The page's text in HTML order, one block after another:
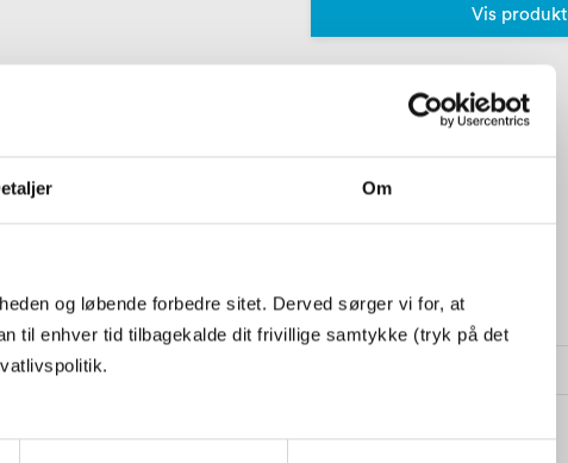
Om
og løbende forbedre sitet. Derved sørger vi for, at
til enhver tid tilbagekalde dit frivillige samtykke (tryk på det
Vis produkt